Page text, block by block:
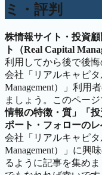
ミ・評判
株情報サイト・投資
ト（Real Capital
利用してから後で後
会社「リアルキャピタ
Management）」利用
ましょう。このペー
情報の特徴・質」「
ポート・フォローのレ
会社「リアルキャピタ
Management）」に興
るように記事を集め